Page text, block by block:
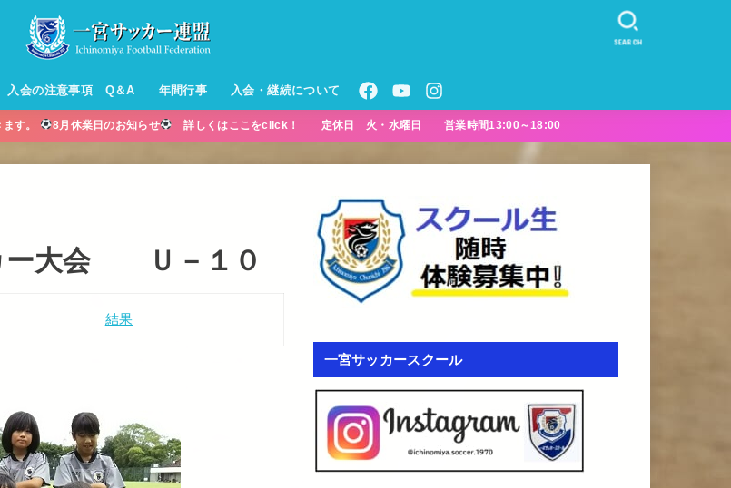
入会の注意事項 Q＆A 年間行事 入会・継続について
SEARCH
す。 8月休業日のお知らせ 詳しくはここをclick！ 定休日 火・水曜日 営業時間13:00～18:00
ー大会 Ｕ－１０
結果
一宮サッカースクール